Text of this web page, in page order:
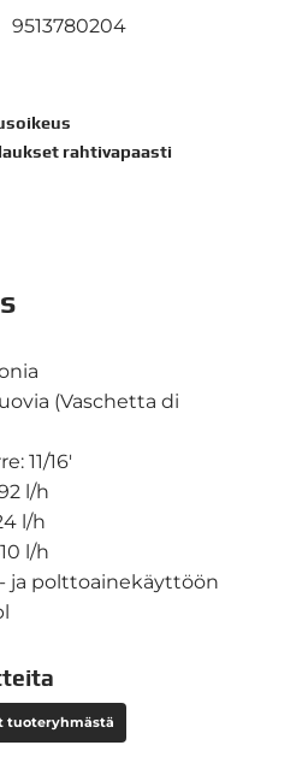
9513780204
rahtivapaasti
(Vaschetta di
11/16'
l/h
l/h
l/h
ja polttoainekäyttöön
tuoteryhmästä